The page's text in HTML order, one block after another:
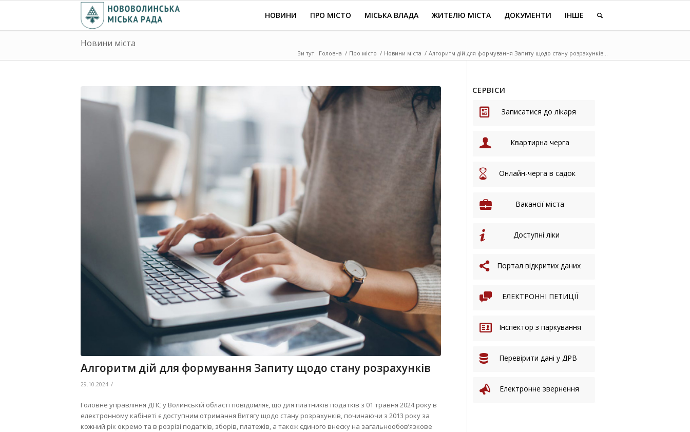
НОВИНИ ПРО МІСТО МІСЬКА ВЛАДА ЖИТЕЛЮ МІСТА ДОКУМЕНТИ ІНШЕ
Новини міста
Ви тут: Головна / Про місто / Новини міста / Алгоритм дій для формування Запиту щодо стану розрахунків...
Алгоритм дій для формування Запиту щодо стану розрахунків
29.10.2024 /
Головне управління ДПС у Волинській області повідомляє, що для платників податків з 01 травня 2024 року в
електронному кабінеті є доступним отримання Витягу щодо стану розрахунків, починаючи з 2013 року за
кожний рік окремо та в розрізі податків, зборів, платежів, а також єдиного внеску на загальнообов’язкове
СЕРВІСИ
Записатися до лікаря
Квартирна черга
Онлайн-черга в садок
Вакансії міста
Доступні ліки
Портал відкритих даних
ЕЛЕКТРОННІ ПЕТИЦІЇ
Інспектор з паркування
Перевірити дані у ДРВ
Електронне звернення